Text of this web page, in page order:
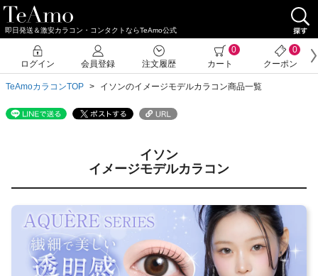
即日発送＆激安カラコン・コンタクトならTeAmo公式
TeAmoカラコンTOP イソンのイメージモデルカラコン商品一覧
イソン
イメージモデルカラコン
ログイン 会員登録 注文履歴
0
カート
0
クーポン